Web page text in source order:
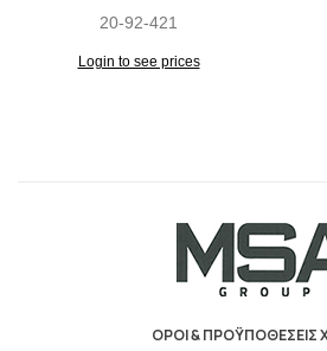
20-92-421
Login to see prices
ΟΡΟΙ & ΠΡΟΫΠΟΘΕΣΕΙΣ